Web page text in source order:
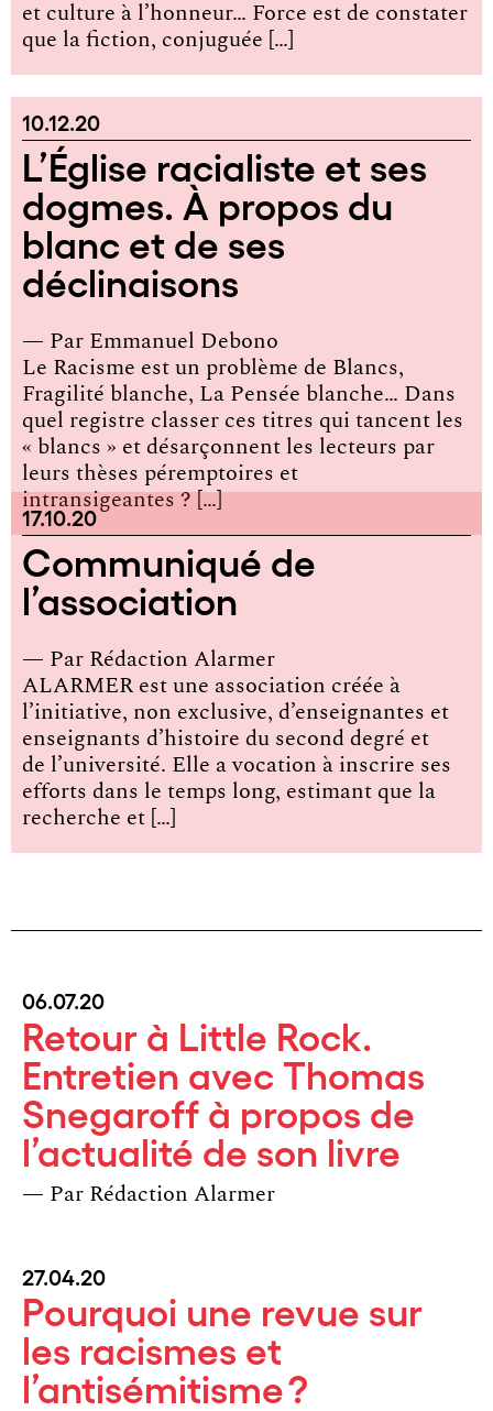
et culture à l’honneur… Force est de constater
que la fiction, conjuguée […]
10.12.20
L’Église racialiste et ses
dogmes. À propos du
blanc et de ses
déclinaisons
— Par Emmanuel Debono
Le Racisme est un problème de Blancs,
Fragilité blanche, La Pensée blanche… Dans
quel registre classer ces titres qui tancent les
« blancs » et désarçonnent les lecteurs par
leurs thèses péremptoires et
intransigeantes ? […]
17.10.20
Communiqué de
l’association
— Par Rédaction Alarmer
ALARMER est une association créée à
l’initiative, non exclusive, d’enseignantes et
enseignants d’histoire du second degré et
de l’université. Elle a vocation à inscrire ses
efforts dans le temps long, estimant que la
recherche et […]
06.07.20
Retour à Little Rock.
Entretien avec Thomas
Snegaroff à propos de
l’actualité de son livre
— Par Rédaction Alarmer
27.04.20
Pourquoi une revue sur
les racismes et
l’antisémitisme ?